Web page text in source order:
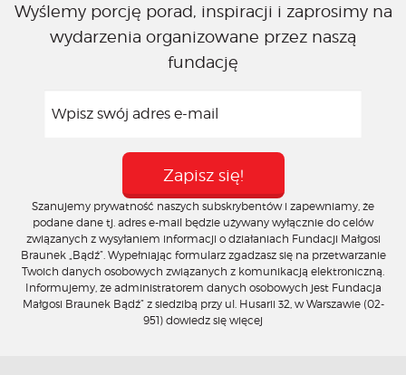
Wyślemy porcję porad, inspiracji i zaprosimy na
wydarzenia organizowane przez naszą
fundację
Szanujemy prywatność naszych subskrybentów i zapewniamy, że
podane dane tj. adres e-mail będzie używany wyłącznie do celów
związanych z wysyłaniem informacji o działaniach Fundacji Małgosi
Braunek „Bądź”. Wypełniając formularz zgadzasz się na przetwarzanie
Twoich danych osobowych związanych z komunikacją elektroniczną.
Informujemy, że administratorem danych osobowych jest Fundacja
Małgosi Braunek Bądź” z siedzibą przy ul. Husarii 32, w Warszawie (02-
951) dowiedz się więcej